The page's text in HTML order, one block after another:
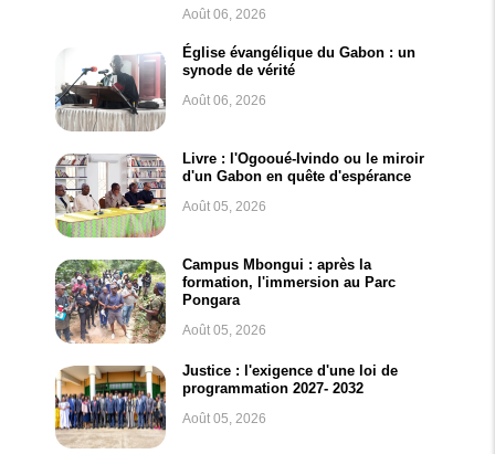
Août 06, 2026
Église évangélique du Gabon : un
synode de vérité
Août 06, 2026
Livre : l'Ogooué-Ivindo ou le miroir
d'un Gabon en quête d'espérance
Août 05, 2026
Campus Mbongui : après la
formation, l'immersion au Parc
Pongara
Août 05, 2026
Justice : l'exigence d'une loi de
programmation 2027- 2032
Août 05, 2026